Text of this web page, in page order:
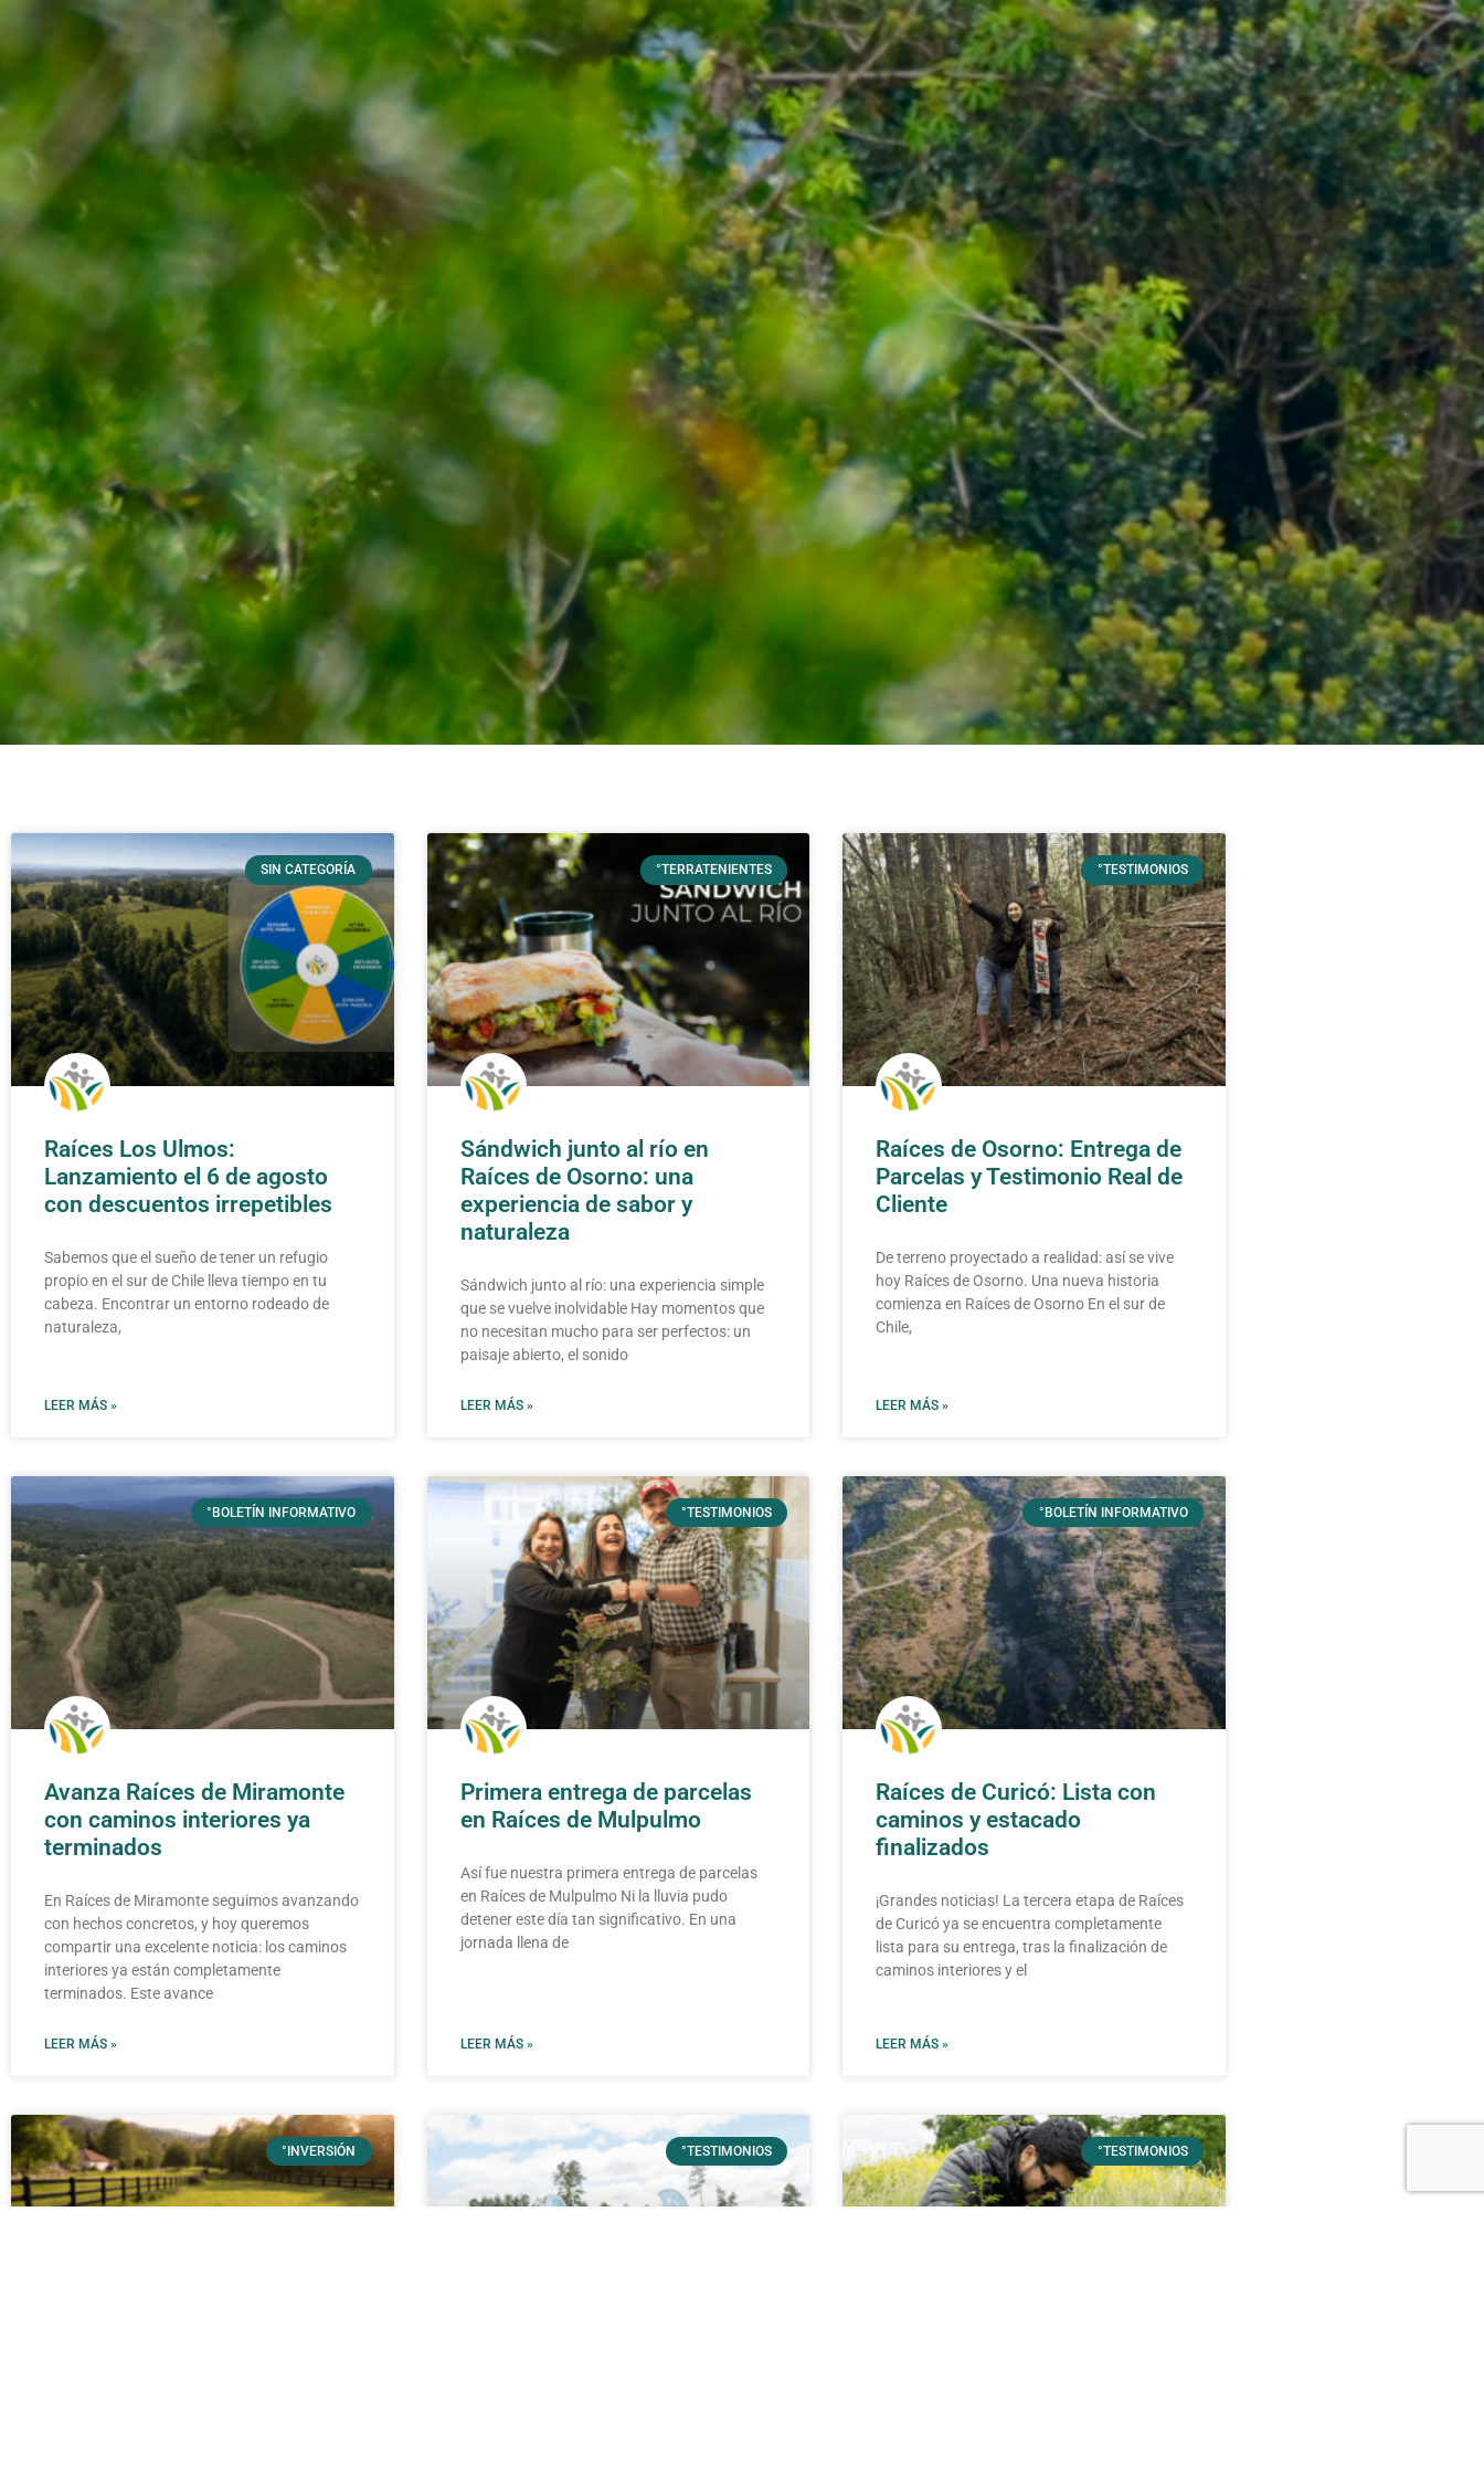
SIN CATEGORÍA
Raíces Los Ulmos:
Lanzamiento el 6 de agosto
con descuentos irrepetibles
Sabemos que el sueño de tener un refugio
propio en el sur de Chile lleva tiempo en tu
cabeza. Encontrar un entorno rodeado de
naturaleza,
LEER MÁS »
°TERRATENIENTES
Sándwich junto al río en
Raíces de Osorno: una
experiencia de sabor y
naturaleza
Sándwich junto al río: una experiencia simple
que se vuelve inolvidable Hay momentos que
no necesitan mucho para ser perfectos: un
paisaje abierto, el sonido
LEER MÁS »
°TESTIMONIOS
Raíces de Osorno: Entrega de
Parcelas y Testimonio Real de
Cliente
De terreno proyectado a realidad: así se vive
hoy Raíces de Osorno. Una nueva historia
comienza en Raíces de Osorno En el sur de
Chile,
LEER MÁS »
°BOLETÍN INFORMATIVO
Avanza Raíces de Miramonte
con caminos interiores ya
terminados
En Raíces de Miramonte seguimos avanzando
con hechos concretos, y hoy queremos
compartir una excelente noticia: los caminos
interiores ya están completamente
terminados. Este avance
LEER MÁS »
°TESTIMONIOS
Primera entrega de parcelas
en Raíces de Mulpulmo
Así fue nuestra primera entrega de parcelas
en Raíces de Mulpulmo Ni la lluvia pudo
detener este día tan significativo. En una
jornada llena de
LEER MÁS »
°BOLETÍN INFORMATIVO
Raíces de Curicó: Lista con
caminos y estacado
finalizados
¡Grandes noticias! La tercera etapa de Raíces
de Curicó ya se encuentra completamente
lista para su entrega, tras la finalización de
caminos interiores y el
LEER MÁS »
°INVERSIÓN °TESTIMONIOS °TESTIMONIOS